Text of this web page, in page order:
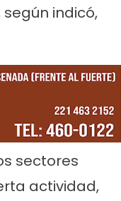
indicó,
sectores
actividad,